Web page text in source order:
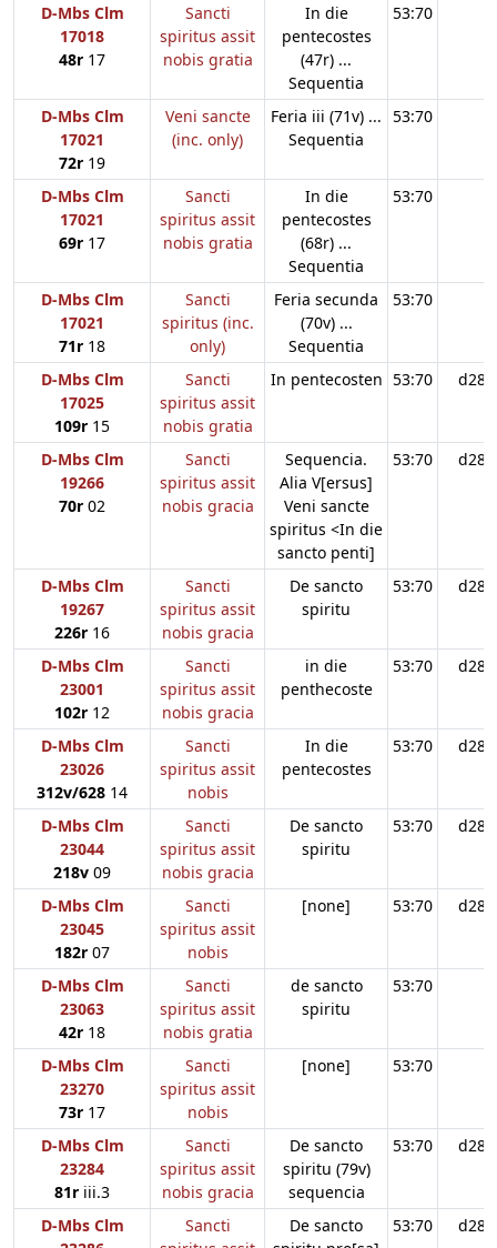
D-Mbs Clm
17018
48r 17
Sancti
spiritus assit
nobis gratia
In die
pentecostes
(47r) ...
Sequentia
53:70
D-Mbs Clm
17021
72r 19
Veni sancte
(inc. only)
Feria iii (71v) ...
Sequentia
53:70
D-Mbs Clm
17021
69r 17
Sancti
spiritus assit
nobis gratia
In die
pentecostes
(68r) ...
Sequentia
53:70
D-Mbs Clm
17021
71r 18
Sancti
spiritus (inc.
only)
Feria secunda
(70v) ...
Sequentia
53:70
D-Mbs Clm
17025
109r 15
Sancti
spiritus assit
nobis gratia
In pentecosten 53:70 d28
D-Mbs Clm
19266
70r 02
Sancti
spiritus assit
nobis gracia
Sequencia.
Alia V[ersus]
Veni sancte
spiritus <In die
sancto penti]
53:70 d28
D-Mbs Clm
19267
226r 16
Sancti
spiritus assit
nobis gracia
De sancto
spiritu
53:70 d28
D-Mbs Clm
23001
102r 12
Sancti
spiritus assit
nobis gracia
in die
penthecoste
53:70 d28
D-Mbs Clm
23026
312v/628 14
Sancti
spiritus assit
nobis
In die
pentecostes
53:70 d28
D-Mbs Clm
23044
218v 09
Sancti
spiritus assit
nobis gracia
De sancto
spiritu
53:70 d28
D-Mbs Clm
23045
182r 07
Sancti
spiritus assit
nobis
[none] 53:70 d28
D-Mbs Clm
23063
42r 18
Sancti
spiritus assit
nobis gratia
de sancto
spiritu
53:70
D-Mbs Clm
23270
73r 17
Sancti
spiritus assit
nobis
[none] 53:70
D-Mbs Clm
23284
81r iii.3
Sancti
spiritus assit
nobis gracia
De sancto
spiritu (79v)
sequencia
53:70 d28
D-Mbs Clm
Sancti
De sancto
53:70 d28